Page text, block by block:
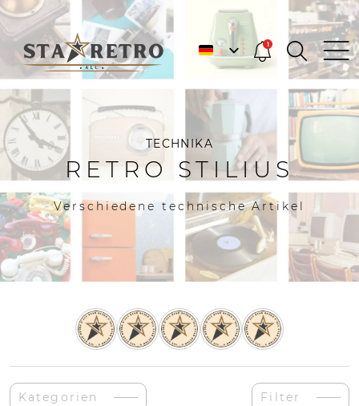
1
TECHNIKA
RETRO STILIUS
Verschiedene technische Artikel
Kategorien Filter